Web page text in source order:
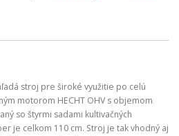
stroj pre široké využitie po celú
motorom HECHT OHV s objemom
so štyrmi sadami kultivačných
je celkom 110 cm. Stroj je tak vhodný aj